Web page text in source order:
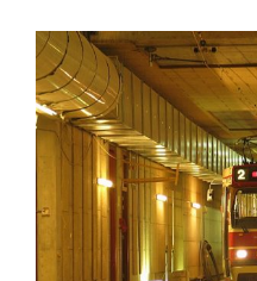
Bekijk
grotere
afbeelding